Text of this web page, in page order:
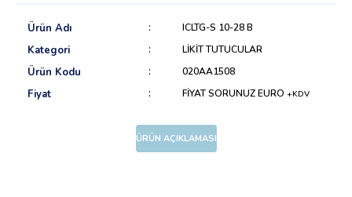
Ürün Adı ICLTG-S 10-28 B
Kategori LİKİT TUTUCULAR
Ürün Kodu 020AA1508
Fiyat FİYAT SORUNUZ EURO +KDV
ÜRÜN AÇIKLAMASI